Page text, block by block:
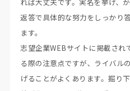
れば大丈夫です。実名を挙げ、
返答で具体的な努力をしっかり
ます。
志望企業WEBサイトに掲載され
る際の注意点ですが、ライバル
げることがよくあります。掘り